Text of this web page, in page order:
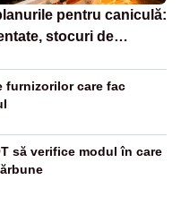
pentru caniculă:
stocuri de
de apă în spațiile
furnizorilor care fac
să verifice modul în care